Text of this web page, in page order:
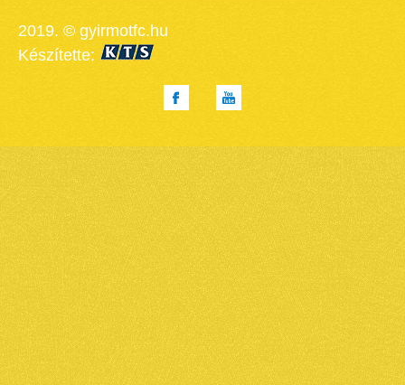
2019. © gyirmotfc.hu
Készítette: